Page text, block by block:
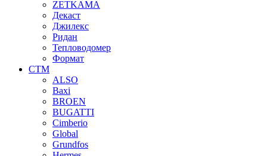
ZETKAMA
Декаст
Джилекс
Ридан
Тепловодомер
Формат
СТМ
ALSO
Baxi
BROEN
BUGATTI
Cimberio
Global
Grundfos